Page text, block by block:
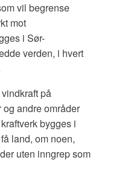
vil begrense
mot
i Sør-
verden, i hvert
på
andre områder
bygges i
land, om noen,
uten inngrep som